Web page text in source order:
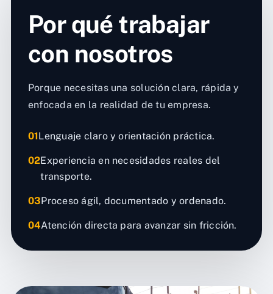
Por qué trabajar
con nosotros
Porque necesitas una solución clara, rápida y
enfocada en la realidad de tu empresa.
01Lenguaje claro y orientación práctica.
02Experiencia en necesidades reales del
transporte.
03Proceso ágil, documentado y ordenado.
04Atención directa para avanzar sin fricción.